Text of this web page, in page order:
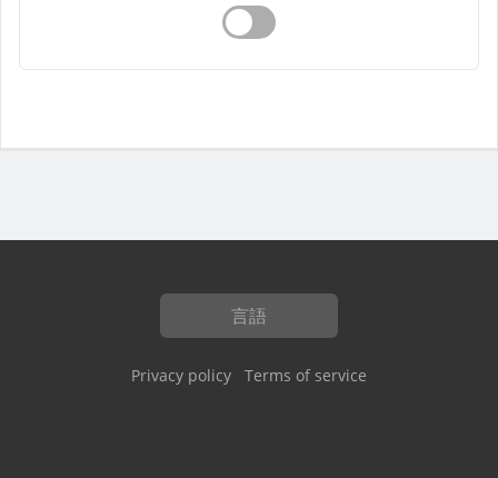
言語
Privacy policy Terms of service